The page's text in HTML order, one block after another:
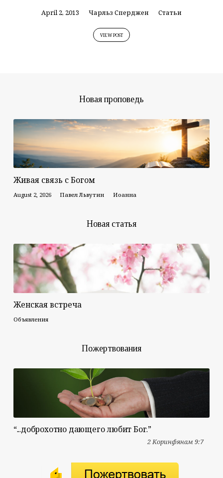
April 2, 2013 Чарльз Сперджен Статьи
VIEW POST
Новая проповедь
Живая связь с Богом
August 2, 2026 Павел Львутин Иоанна
Новая статья
Женская встреча
Объявления
Пожертвования
“...доброхотно дающего любит Бог.”
2 Коринфянам 9:7